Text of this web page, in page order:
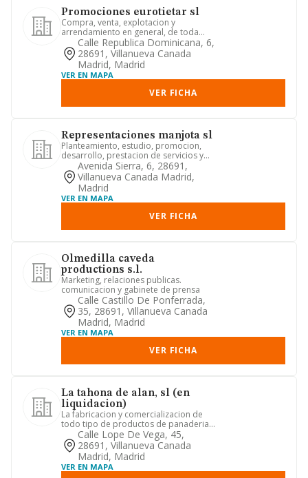
Promociones eurotietar sl
Compra, venta, explotacion y
arrendamiento en general, de toda
clase de fincas rusticas y urbanas. ...
Calle Republica Dominicana, 6,
28691, Villanueva Canada
Madrid, Madrid
VER EN MAPA
VER FICHA
Representaciones manjota sl
Planteamiento, estudio, promocion,
desarrollo, prestacion de servicios y
asesoramiento y asistencia...
Avenida Sierra, 6, 28691,
Villanueva Canada Madrid,
Madrid
VER EN MAPA
VER FICHA
Olmedilla caveda
productions s.l.
Marketing, relaciones publicas.
comunicacion y gabinete de prensa
Calle Castillo De Ponferrada,
35, 28691, Villanueva Canada
Madrid, Madrid
VER EN MAPA
VER FICHA
La tahona de alan, sl (en
liquidacion)
La fabricacion y comercializacion de
todo tipo de productos de panaderia y
bolleriaCalle Lope De Vega, 45,
28691, Villanueva Canada
Madrid, Madrid
VER EN MAPA